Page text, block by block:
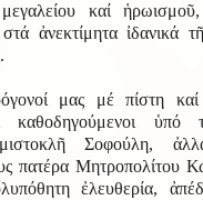
καί
ἀνεκτίμητα ἰδανικά
μας μέ πίστη καί
καθοδηγούμενοι ὑπό
Σοφούλη,
πατέρα Μητροπολίτου
ἐλευθερία,